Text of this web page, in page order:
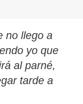
no llego a
yo que
al parné,
tarde a